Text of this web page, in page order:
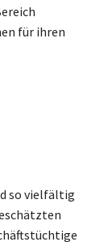
für ihren
so vielfältig